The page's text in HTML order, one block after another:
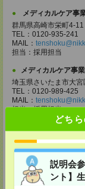
どち
説明会
ント】
メディカルケア事
群馬県高崎市栄町4-
TEL：0120-935-241
MAIL：
担当：採用担当
メディカルケア事
埼玉県さいたま市大
TEL：0120-989-425
MAIL：
担当：採用担当
千葉県千葉市中央区
TEL：0120-998-758
MAIL：
担当：採用担当
メディカルケア事